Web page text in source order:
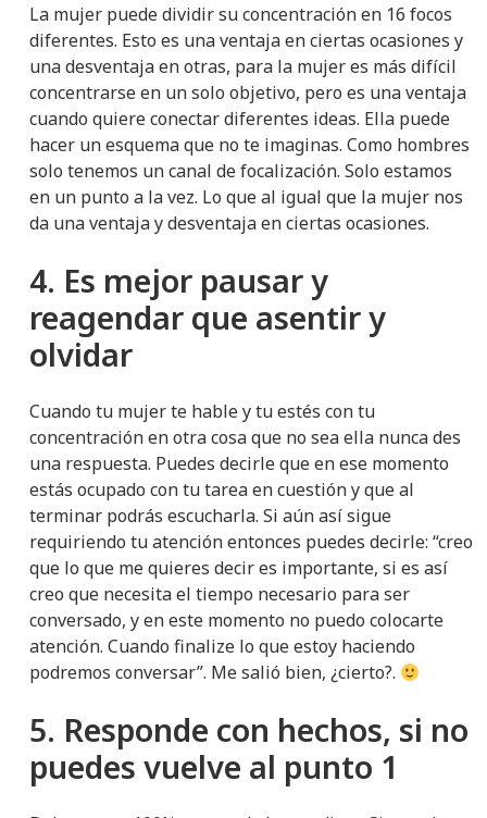
La mujer puede dividir su concentración en 16 focos
diferentes. Esto es una ventaja en ciertas ocasiones y
una desventaja en otras, para la mujer es más difícil
concentrarse en un solo objetivo, pero es una ventaja
cuando quiere conectar diferentes ideas. Ella puede
hacer un esquema que no te imaginas. Como hombres
solo tenemos un canal de focalización. Solo estamos
en un punto a la vez. Lo que al igual que la mujer nos
da una ventaja y desventaja en ciertas ocasiones.
4. Es mejor pausar y
reagendar que asentir y
olvidar
Cuando tu mujer te hable y tu estés con tu
concentración en otra cosa que no sea ella nunca des
una respuesta. Puedes decirle que en ese momento
estás ocupado con tu tarea en cuestión y que al
terminar podrás escucharla. Si aún así sigue
requiriendo tu atención entonces puedes decirle: “creo
que lo que me quieres decir es importante, si es así
creo que necesita el tiempo necesario para ser
conversado, y en este momento no puedo colocarte
atención. Cuando finalize lo que estoy haciendo
podremos conversar”. Me salió bien, ¿cierto?.
5. Responde con hechos, si no
puedes vuelve al punto 1